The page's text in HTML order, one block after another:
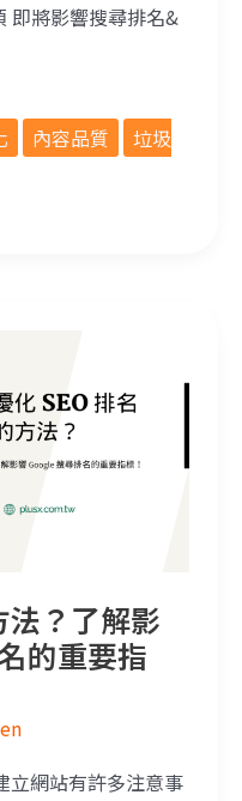
即將影響搜尋排名&
內容品質
垃圾
法？了解影
的重要指
立網站有許多注意事